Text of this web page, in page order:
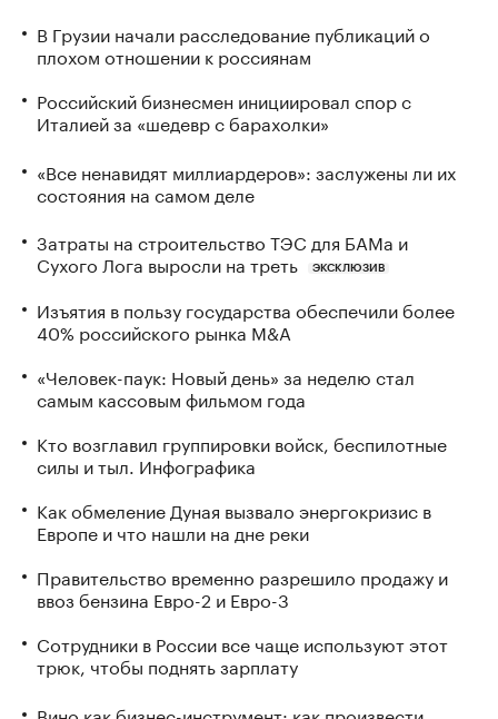
В Грузии начали расследование публикаций о
плохом отношении к россиянам
Российский бизнесмен инициировал спор с
Италией за «шедевр с барахолки»
«Все ненавидят миллиардеров»: заслужены ли их
состояния на самом деле
Затраты на строительство ТЭС для БАМа и
Сухого Лога выросли на треть
ЭКСКЛЮЗИВ
Изъятия в пользу государства обеспечили более
40% российского рынка M&A
«Человек-паук: Новый день» за неделю стал
самым кассовым фильмом года
Кто возглавил группировки войск, беспилотные
силы и тыл. Инфографика
Как обмеление Дуная вызвало энергокризис в
Европе и что нашли на дне реки
Правительство временно разрешило продажу и
ввоз бензина Евро-2 и Евро-3
Сотрудники в России все чаще используют этот
трюк, чтобы поднять зарплату